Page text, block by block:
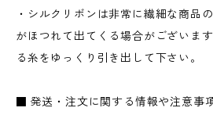
・シルクリボンは非常に繊細な商品
がほつれて出てくる場合がございま
る糸をゆっくり引き出して下さい。
■ 発送・注文に関する情報や注意事